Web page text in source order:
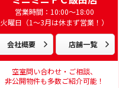
営業時間：10:00～18:00
火曜日（1～3月は休まず営業！）
会社概要 店舗一覧
空室問い合わせ・ご相談、
非公開物件も多数ご紹介可能！